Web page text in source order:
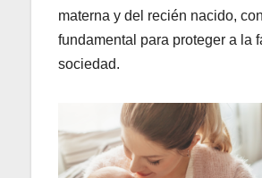
materna y del recién nacido,
fundamental para proteger a la
sociedad.